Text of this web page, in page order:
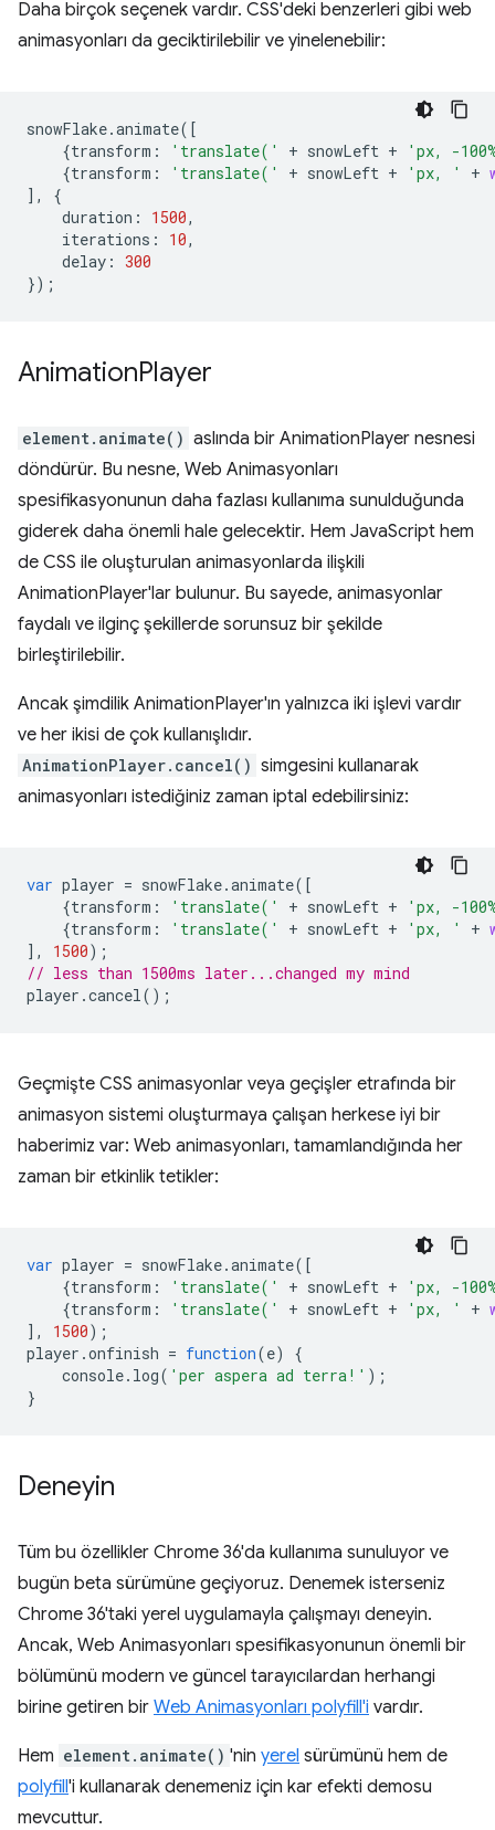
Daha birçok seçenek vardır. CSS'deki benzerleri gibi web
animasyonları da geciktirilebilir ve yinelenebilir:
snowFlake.animate([
{transform : 'translate(' + snowLeft +
'px, -
{transform : 'translate(' + snowLeft + 'px, ' +
],
{
duration : 1500,
iterations : 10,
delay : 300
});
AnimationPlayer
element.animate() aslında bir AnimationPlayer nesnesi
döndürür. Bu nesne, Web Animasyonları
spesifikasyonunun daha fazlası kullanıma sunulduğunda
giderek daha önemli hale gelecektir. Hem JavaScript hem
de CSS ile oluşturulan animasyonlarda ilişkili
AnimationPlayer'lar bulunur. Bu sayede, animasyonlar
faydalı ve ilginç şekillerde sorunsuz bir şekilde
birleştirilebilir.
Ancak şimdilik AnimationPlayer'ın yalnızca iki işlevi vardır
ve her ikisi de çok kullanışlıdır.
AnimationPlayer.cancel() simgesini kullanarak
animasyonları istediğiniz zaman iptal edebilirsiniz:
var player = snowFlake.animate([
{transform : 'translate(' + snowLeft +
'px, -
{transform : 'translate(' + snowLeft + 'px, ' +
],
1500);
// less than 1500ms later...changed my mind
player .cancel();
Geçmişte CSS animasyonlar veya geçişler etrafında bir
animasyon sistemi oluşturmaya çalışan herkese iyi bir
haberimiz var: Web animasyonları, tamamlandığında her
zaman bir etkinlik tetikler:
var player = snowFlake.animate([
{transform : 'translate(' + snowLeft +
'px, -
{transform : 'translate(' + snowLeft + 'px, ' +
],
1500);
player .onfinish = function(e)
{
console. log( 'per aspera ad terra!' );
}
Deneyin
Tüm bu özellikler Chrome 36'da kullanıma sunuluyor ve
bugün beta sürümüne geçiyoruz. Denemek isterseniz
Chrome 36'taki yerel uygulamayla çalışmayı deneyin.
Ancak, Web Animasyonları spesifikasyonunun önemli bir
bölümünü modern ve güncel tarayıcılardan herhangi
birine getiren bir Web Animasyonları polyfill'i vardır.
Hem element.animate() 'nin yerel sürümünü hem de
polyfill'i kullanarak denemeniz için kar efekti demosu
mevcuttur.